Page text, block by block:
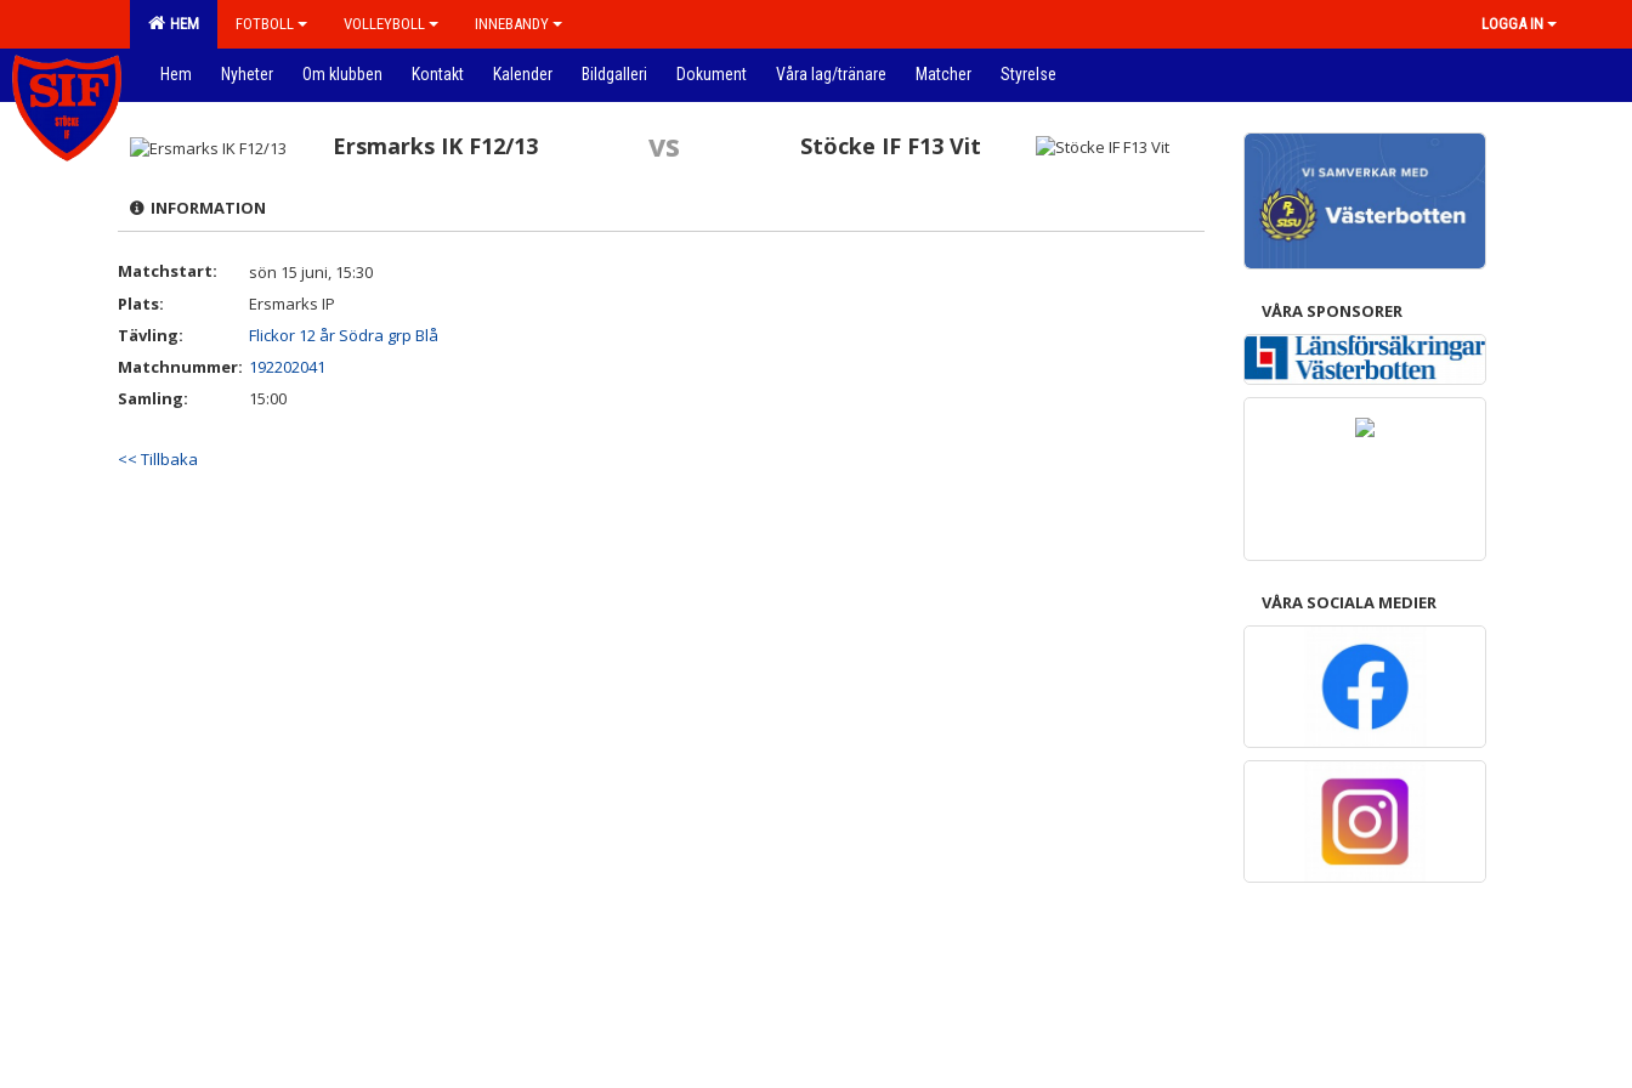
HEM FOTBOLL VOLLEYBOLL INNEBANDY LOGGA IN
Hem Nyheter Om klubben Kontakt Kalender Bildgalleri Dokument Våra lag/tränare Matcher Styrelse
Ersmarks IK F12/13 vs Stöcke IF F13 Vit
INFORMATION
Matchstart:
sön 15 juni, 15:30
Plats:
Ersmarks IP
Tävling:
Flickor 12 år Södra grp Blå
Matchnummer: 192202041
Samling:
15:00
<< Tillbaka
VÅRA SPONSORER
VÅRA SOCIALA MEDIER